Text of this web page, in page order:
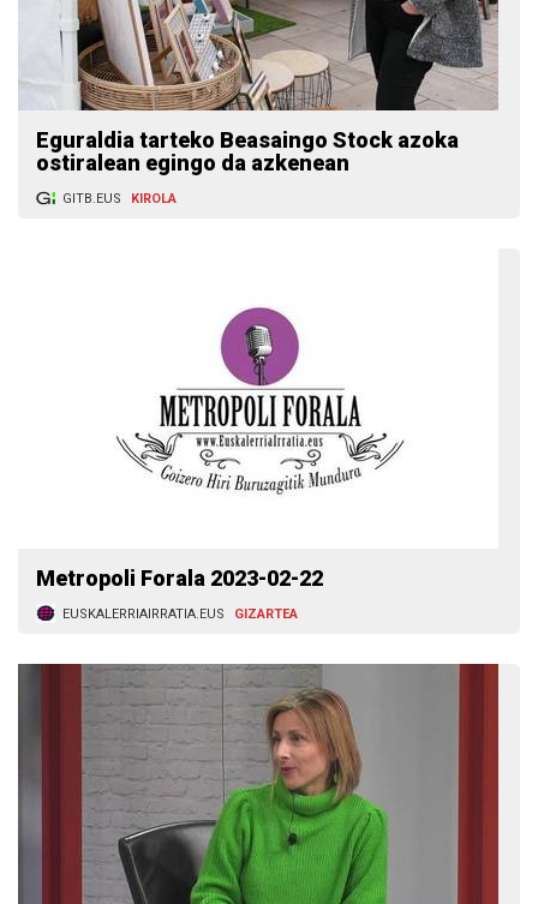
Eguraldia tarteko Beasaingo Stock azoka
ostiralean egingo da azkenean
GITB.EUS KIROLA
Metropoli Forala 2023-02-22
EUSKALERRIAIRRATIA.EUS GIZARTEA